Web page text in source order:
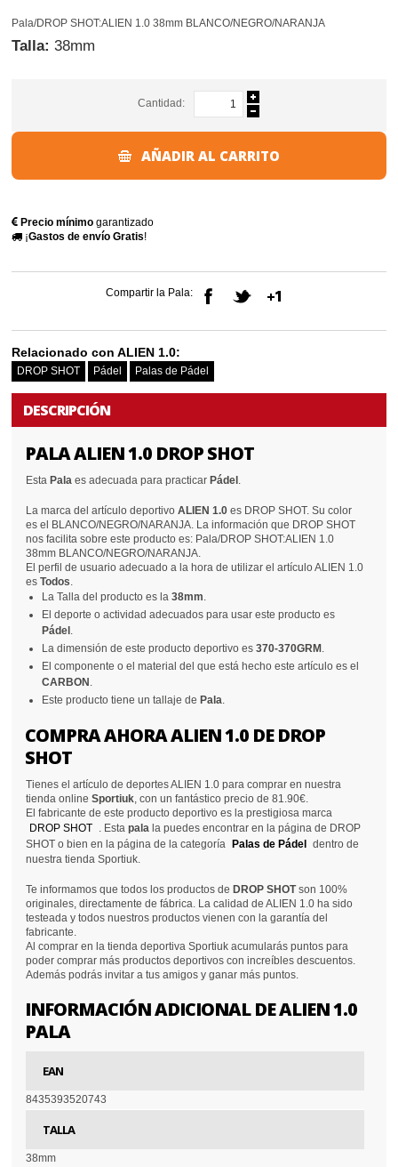
Pala/DROP SHOT:ALIEN 1.0 38mm BLANCO/NEGRO/NARANJA
Talla: 38mm
Cantidad:
AÑADIR AL CARRITO
Precio mínimo garantizado
¡Gastos de envío Gratis!
Compartir la Pala:
Relacionado con ALIEN 1.0:
DROP SHOT Pádel Palas de Pádel
DESCRIPCIÓN
PALA ALIEN 1.0 DROP SHOT
Esta Pala es adecuada para practicar Pádel .
La marca del artículo deportivoALIEN 1.0 es DROP SHOT. Su color
es el BLANCO/NEGRO/NARANJA. La información que DROP SHOT
nos facilita sobre este producto es: Pala/DROP SHOT:ALIEN 1.0
38mm BLANCO/NEGRO/NARANJA.
El perfil de usuario adecuado a la hora de utilizar el artículo ALIEN 1.0
esTodos.
La Talla del producto es la38mm.
El deporte o actividad adecuados para usar este producto es
Pádel .
La dimensión de este producto deportivo es370-370GRM .
El componente o el material del que está hecho este artículo es el
CARBON .
Este producto tiene un tallaje de Pala.
COMPRA AHORA ALIEN 1.0 DE DROP
SHOT
Tienes el artículo de deportes ALIEN 1.0 para comprar en nuestra
tienda onlineSportiuk, con un fantástico precio de 81.90€.
El fabricante de este producto deportivo es la prestigiosa marca
DROP SHOT . Estapala la puedes encontrar en la página de DROP
SHOT o bien en la página de la categoría
Palas de Pádel
dentro de
nuestra tienda Sportiuk.
Te informamos que todos los productos de DROP SHOTson 100%
originales, directamente de fábrica. La calidad de ALIEN 1.0 ha sido
testeada y todos nuestros productos vienen con la garantía del
fabricante.
Al comprar en la tienda deportiva Sportiuk acumularás puntos para
poder comprar más productos deportivos con increíbles descuentos.
Además podrás invitar a tus amigos y ganar más puntos.
INFORMACIÓN ADICIONAL DE ALIEN 1.0
PALA
EAN
8435393520743
TALLA
38mm